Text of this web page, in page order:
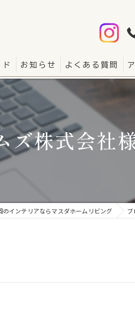
お知らせ よくある質問
ズ株式会社
のインテリアならマスダホームリビング ブ